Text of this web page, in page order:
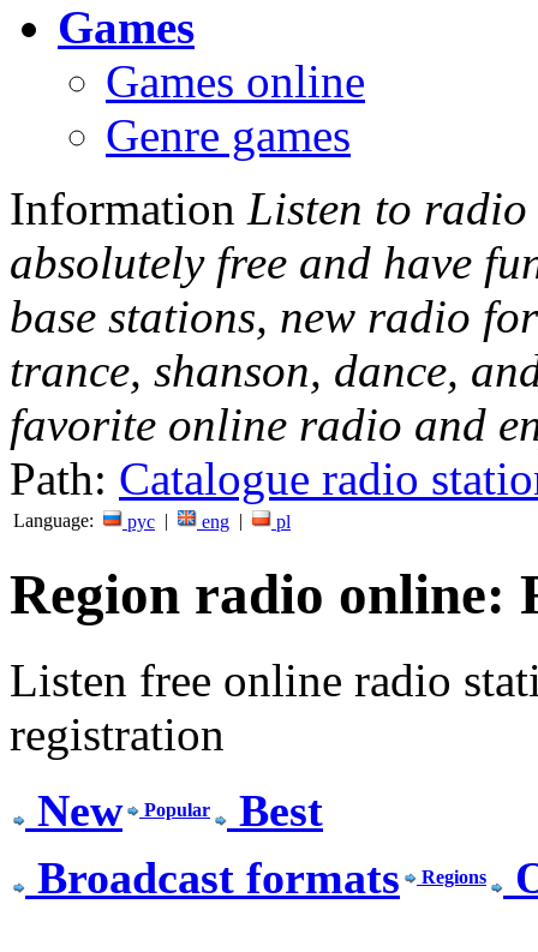
Games
Games online
Genre games
Information Listen to
absolutely free and have
base stations, new radio
trance, shanson, dance,
favorite online radio and
Path: Catalogue radio
Language: рус | eng | pl
Region radio online:
Listen free online radio
registration
New Popular
Best
Broadcast formats
Regions